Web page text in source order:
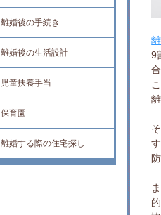
9
離婚後の手続き
離婚後の生活設計
児童扶養手当
保育園
離婚する際の住宅探し